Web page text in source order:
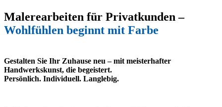
Malerearbeiten für Privatkunden –
Wohlfühlen beginnt mit Farbe
Gestalten Sie Ihr Zuhause neu – mit meisterhafter
Handwerkskunst, die begeistert.
Persönlich. Individuell. Langlebig.